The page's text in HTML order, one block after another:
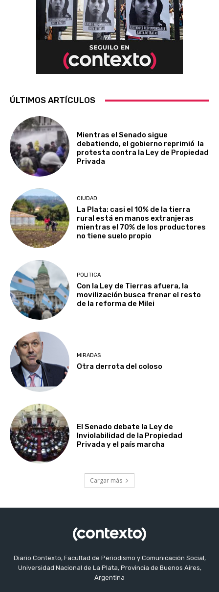
ÚLTIMOS ARTÍCULOS
Mientras el Senado sigue
debatiendo, el gobierno reprimió la
protesta contra la Ley de Propiedad
Privada
CIUDAD
La Plata: casi el 10% de la tierra
rural está en manos extranjeras
mientras el 70% de los productores
no tiene suelo propio
POLITICA
Con la Ley de Tierras afuera, la
movilización busca frenar el resto
de la reforma de Milei
MIRADAS
Otra derrota del coloso
El Senado debate la Ley de
Inviolabilidad de la Propiedad
Privada y el país marcha
Cargar más
Diario Contexto, Facultad de Periodismo y Comunicación Social,
Universidad Nacional de La Plata, Provincia de Buenos Aires,
Argentina